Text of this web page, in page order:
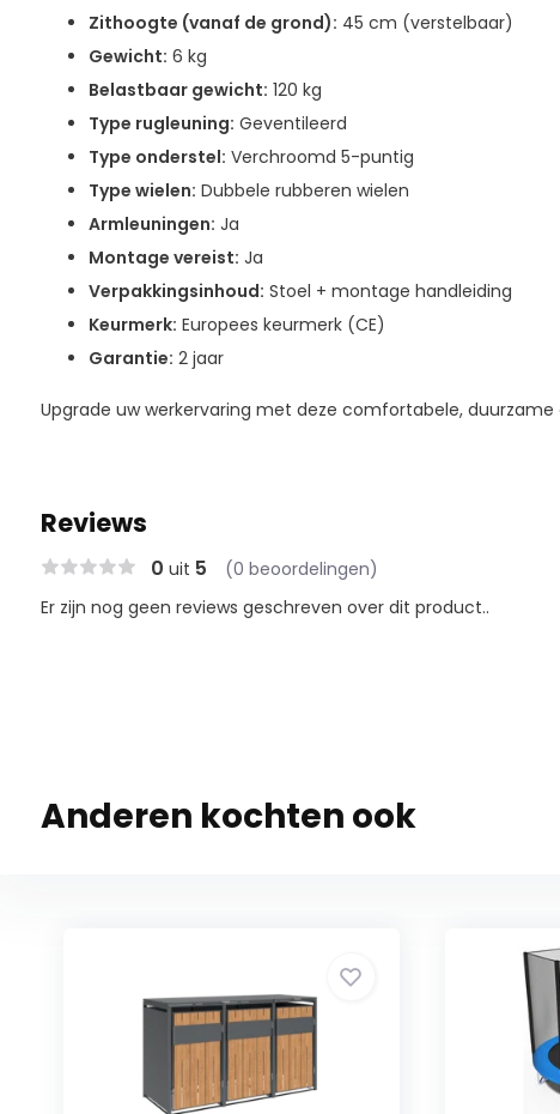
Zithoogte (vanaf de grond): 45 cm (verstelbaar)
Gewicht: 6 kg
Belastbaar gewicht: 120 kg
Type rugleuning: Geventileerd
Type onderstel: Verchroomd 5-puntig
Type wielen: Dubbele rubberen wielen
Armleuningen: Ja
Montage vereist: Ja
Verpakkingsinhoud: Stoel + montage handleiding
Keurmerk: Europees keurmerk (CE)
Garantie: 2 jaar
Upgrade uw werkervaring met deze comfortabele, duurzame
Reviews
0 uit 5 (0 beoordelingen)
Er zijn nog geen reviews geschreven over dit product..
Anderen kochten ook